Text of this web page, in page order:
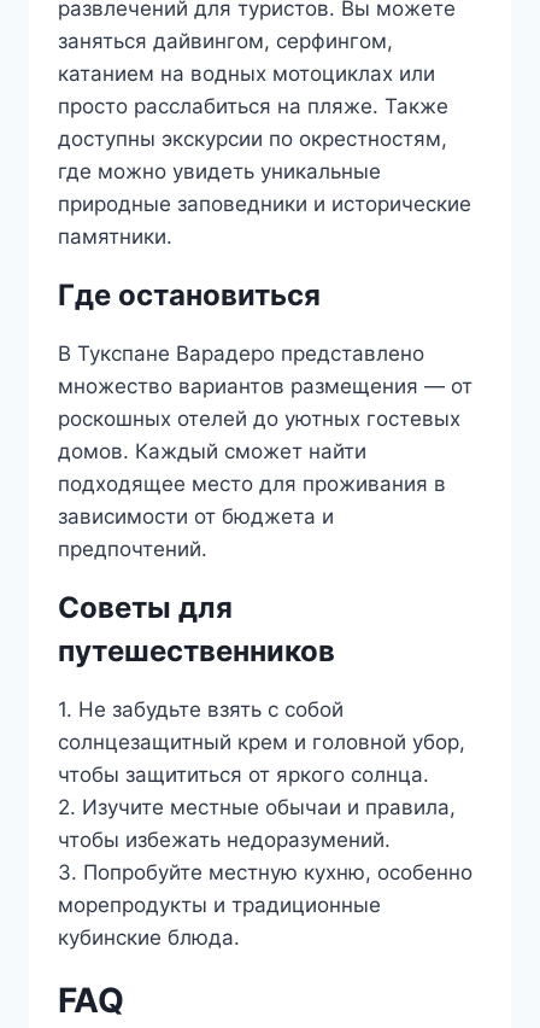
развлечений для туристов. Вы можете
заняться дайвингом, серфингом,
катанием на водных мотоциклах или
просто расслабиться на пляже. Также
доступны экскурсии по окрестностям,
где можно увидеть уникальные
природные заповедники и исторические
памятники.
Где остановиться
В Тукспане Варадеро представлено
множество вариантов размещения — от
роскошных отелей до уютных гостевых
домов. Каждый сможет найти
подходящее место для проживания в
зависимости от бюджета и
предпочтений.
Советы для
путешественников
1. Не забудьте взять с собой
солнцезащитный крем и головной убор,
чтобы защититься от яркого солнца.
2. Изучите местные обычаи и правила,
чтобы избежать недоразумений.
3. Попробуйте местную кухню, особенно
морепродукты и традиционные
кубинские блюда.
FAQ